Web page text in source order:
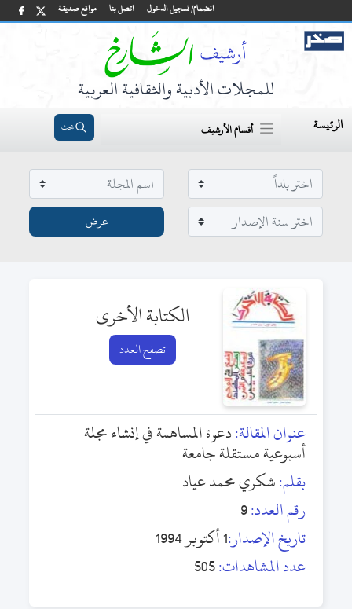
مواقع صديقة اتصل بنا انضمام/ تسجيل الدخول
للمجلات الأدبية والثقافية العربية
الرئيسة أقسام الأرشيف بحث
الكتابة الأخرى
تصفح العدد
عنوان المقالة:دعوة المساهمة في إنشاء مجلة
أسبوعية مستقلة جامعة
بقلم:شكري محمد عياد
رقم العدد:9
تاريخ الإصدار:1 أكتوبر 1994
عدد المشاهدات:505